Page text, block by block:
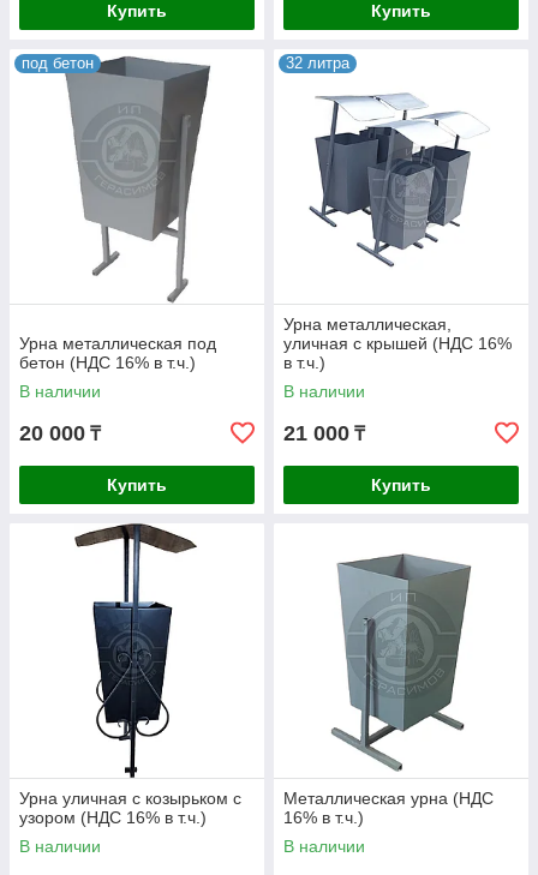
Купить Купить
под бетон
Урна металлическая под
бетон (НДС 16% в т.ч.)
В наличии
20 000 ₸
Купить
32 литра
Урна металлическая,
уличная с крышей (НДС 16%
в т.ч.)
В наличии
21 000 ₸
Купить
Урна уличная с козырьком с
узором (НДС 16% в т.ч.)
В наличии
Металлическая урна (НДС
16% в т.ч.)
В наличии